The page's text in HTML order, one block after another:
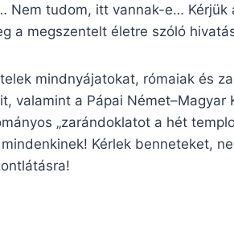
Nem tudom, itt vannak-e… Kérjük
a megszentelt életre szóló
mindnyájatokat, rómaiak és
valamint a Pápai Német–Magyar
„zarándoklatot a hét
Kérlek benneteket,